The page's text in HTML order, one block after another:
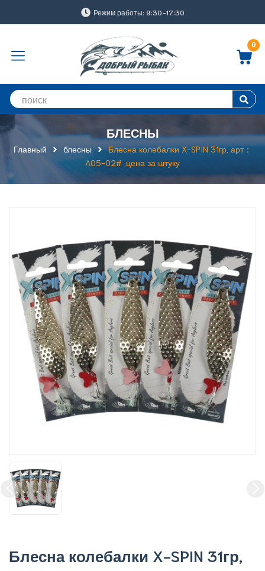
Режим работы: 9:30-17:30
0
БЛЕСНЫ
Главный блесны
Блесна колебалки X-SPIN 31гр, арт：
A05-02# ,цена за штуку
Блесна колебалки X-SPIN 31гр,